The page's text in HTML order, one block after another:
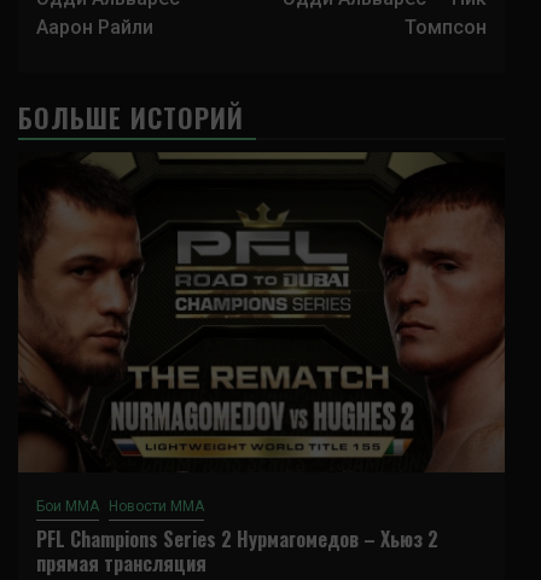
записи
Аарон Райли
Томпсон
БОЛЬШЕ ИСТОРИЙ
Бои ММА Новости ММА
PFL Champions Series 2 Нурмагомедов – Хьюз 2
прямая трансляция